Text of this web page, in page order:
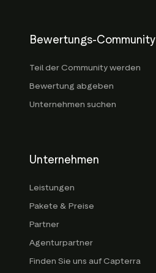
Bewertungs-Community
Teil der Community werden
Bewertung abgeben
Unternehmen suchen
Unternehmen
Leistungen
Pakete & Preise
Partner
Agenturpartner
Finden Sie uns auf Capterra